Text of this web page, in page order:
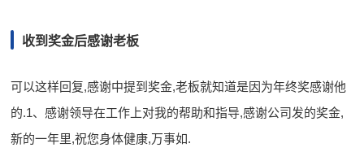
收到奖金后感谢老板
可以这样回复,感谢中提到奖金,老板就知道是因为年终奖感谢他
的.1、感谢领导在工作上对我的帮助和指导,感谢公司发的奖金,
新的一年里,祝您身体健康,万事如.